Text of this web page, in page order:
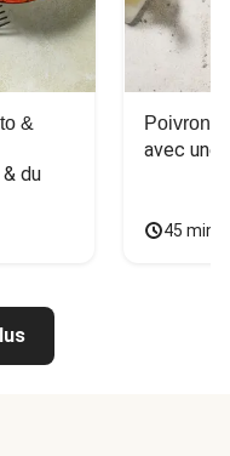
&
du
Poivron
avec une
45